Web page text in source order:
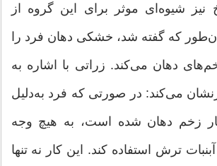
نیز شیوه‌ای موثر برای این گروه از
كه گفته شد، خشكی دهان فرد را
دهان می‌كند. زراتی با اشاره به
می‌كند: در صورتی كه فرد به‌دلیل
زخم دهان شده است، به هیچ وجه
ترش استفاده كند. این كار نه تنها